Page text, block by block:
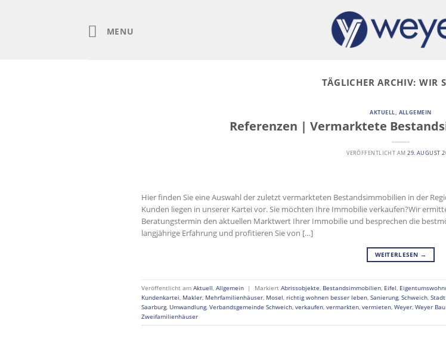
MENU
TÄGLICHER ARCHIV: WIR
AKTUELL, ALLGEMEIN
Referenzen | Vermarktete
VERÖFFENTLICHT AM29. AUGUST
Hier finden Sie eine Auswahl der zuletzt vermarkteten Bestandsimmobilien in der
Kunden liegen in unserer Kartei vor. Sie möchten Ihre Immobilie verkaufen?Wir
Beratungstermin den aktuellen Marktwert Ihrer Immobilie und besprechen die
langjährige Erfahrung und profitieren Sie von […]
WEITERLESEN →
Veröffentlicht am Aktuell, Allgemein | Markiert Abrissobjekte, Bestandsimmobilien, Eifel,
Kundenkartei, Makler, Mehrfamilienhäuser, Mosel, richtig wohnen besser leben, Sanierung, Schweich,
Saarburg, Umwandlung, Verbandsgemeinde Schweich, verkaufen, vermarkten, vermieten, Weyer, Weyer
Zweifamilienhäuser